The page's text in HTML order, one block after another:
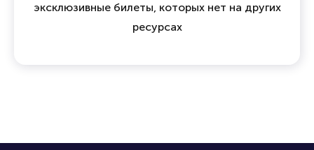
эксклюзивные билеты, которых нет на других
ресурсах